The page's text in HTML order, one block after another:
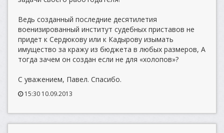
Ведь созданный последние десятилетия
военизированный институт судебных приставов не
придет к Сердюкову или к Кадырову изымать
имущество за кражу из бюджета в любых размеров, А
тогда зачем он создан если не для «холопов»?
С уважением, Павел. Спасибо.
15:30 10.09.2013